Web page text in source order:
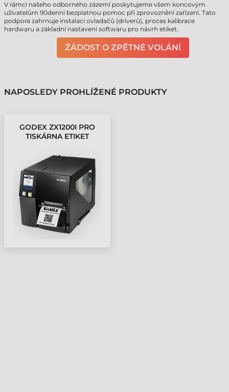
V rámci našeho odborného zázemí poskytujeme všem koncovým
uživatelům 90denní bezplatnou pomoc při zprovoznění zařízení. Tato
podpora zahrnuje instalaci ovladačů (driverů), proces kalibrace
hardwaru a základní nastavení softwaru pro návrh etiket.
ŽÁDOST O ZPĚTNÉ VOLÁNÍ
NAPOSLEDY PROHLÍŽENÉ PRODUKTY
GODEX ZX1200I PRO
TISKÁRNA ETIKET